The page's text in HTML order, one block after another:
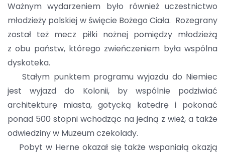
Ważnym wydarzeniem było również uczestnictwo
młodzieży polskiej w święcie Bożego Ciała. Rozegrany
został też mecz piłki nożnej pomiędzy młodzieżą
z obu państw, którego zwieńczeniem była wspólna
dyskoteka.
Stałym punktem programu wyjazdu do Niemiec
jest wyjazd do Kolonii, by wspólnie podziwiać
architekturę miasta, gotycką katedrę i pokonać
ponad 500 stopni wchodząc na jedną z wież, a także
odwiedziny w Muzeum czekolady.
Pobyt w Herne okazał się także wspaniałą okazją